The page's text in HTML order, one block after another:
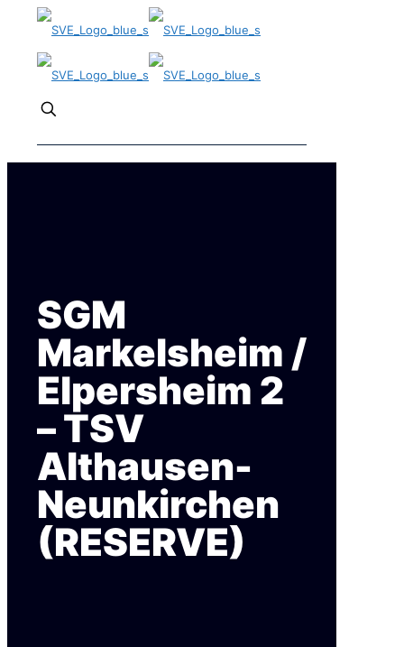
SGM
Markelsheim /
Elpersheim 2
– TSV
Althausen-
Neunkirchen
(RESERVE)